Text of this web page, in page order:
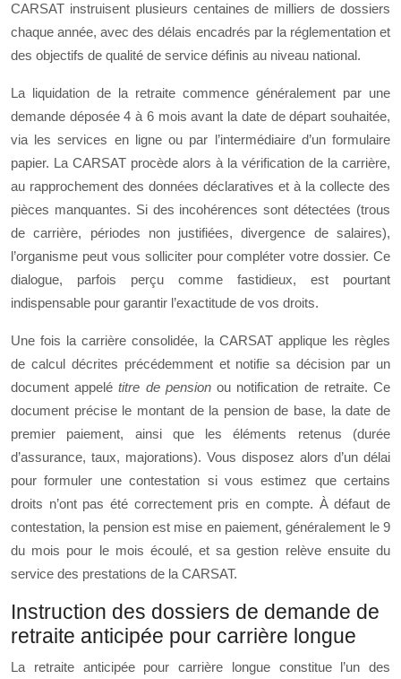
CARSAT instruisent plusieurs centaines de milliers de dossiers
chaque année, avec des délais encadrés par la réglementation et
des objectifs de qualité de service définis au niveau national.
La liquidation de la retraite commence généralement par une
demande déposée 4 à 6 mois avant la date de départ souhaitée,
via les services en ligne ou par l’intermédiaire d’un formulaire
papier. La CARSAT procède alors à la vérification de la carrière,
au rapprochement des données déclaratives et à la collecte des
pièces manquantes. Si des incohérences sont détectées (trous
de carrière, périodes non justifiées, divergence de salaires),
l’organisme peut vous solliciter pour compléter votre dossier. Ce
dialogue, parfois perçu comme fastidieux, est pourtant
indispensable pour garantir l’exactitude de vos droits.
Une fois la carrière consolidée, la CARSAT applique les règles
de calcul décrites précédemment et notifie sa décision par un
document appelétitre de pensionou notification de retraite. Ce
document précise le montant de la pension de base, la date de
premier paiement, ainsi que les éléments retenus (durée
d’assurance, taux, majorations). Vous disposez alors d’un délai
pour formuler une contestation si vous estimez que certains
droits n’ont pas été correctement pris en compte. À défaut de
contestation, la pension est mise en paiement, généralement le 9
du mois pour le mois écoulé, et sa gestion relève ensuite du
service des prestations de la CARSAT.
Instruction des dossiers de demande de
retraite anticipée pour carrière longue
La retraite anticipée pour carrière longue constitue l’un des